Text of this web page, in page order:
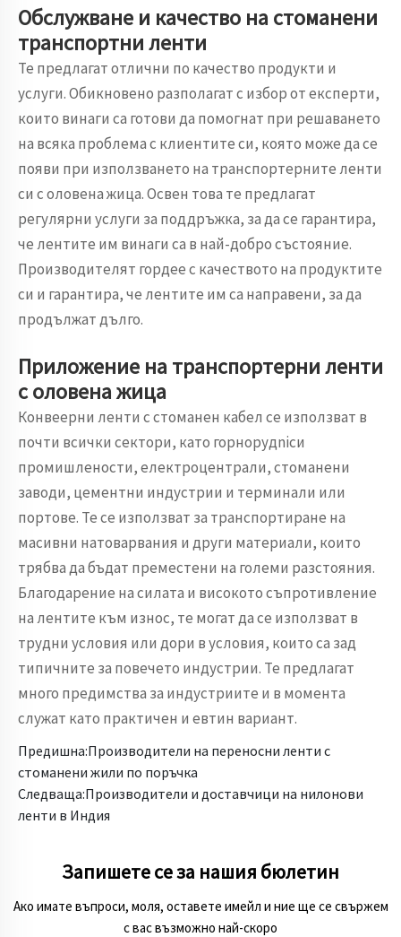
Обслужване и качество на стоманени
транспортни ленти
Те предлагат отлични по качество продукти и
услуги. Обикновено разполагат с избор от експерти,
които винаги са готови да помогнат при решаването
на всяка проблема с клиентите си, която може да се
появи при използването на транспортерните ленти
си с оловена жица. Освен това те предлагат
регулярни услуги за поддръжка, за да се гарантира,
че лентите им винаги са в най-добро състояние.
Производителят гордее с качеството на продуктите
си и гарантира, че лентите им са направени, за да
продължат дълго.
Приложение на транспортерни ленти
с оловена жица
Конвеерни ленти с стоманен кабел се използват в
почти всички сектори, като горнорудnicи
промишлености, електроцентрали, стоманени
заводи, цементни индустрии и терминали или
портове. Те се използват за транспортиране на
масивни натоварвания и други материали, които
трябва да бъдат преместени на големи разстояния.
Благодарение на силата и високото съпротивление
на лентите към износ, те могат да се използват в
трудни условия или дори в условия, които са зад
типичните за повечето индустрии. Те предлагат
много предимства за индустриите и в момента
служат като практичен и евтин вариант.
Предишна:Производители на переносни ленти с
стоманени жили по поръчка
Следваща:Производители и доставчици на нилонови
ленти в Индия
Запишете се за нашия бюлетин
Ако имате въпроси, моля, оставете имейл и ние ще се свържем
с вас възможно най-скоро